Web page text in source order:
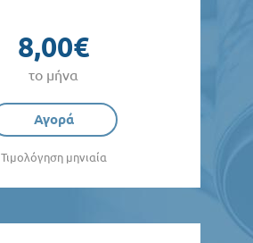
8,00€
το μήνα
Αγορά
Τιμολόγηση μηνιαία